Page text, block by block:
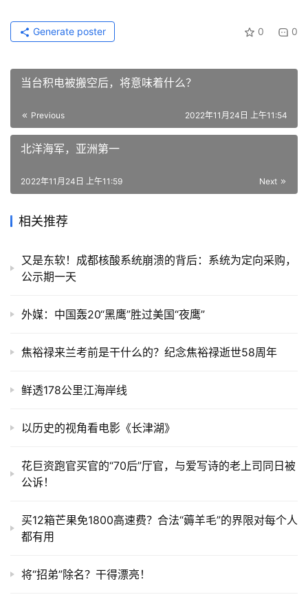
0 0
Generate poster
当台积电被搬空后，将意味着什么？
Previous 2022年11月24日 上午11:54
北洋海军，亚洲第一
Next
2022年11月24日 上午11:59
相关推荐
又是东软！成都核酸系统崩溃的背后：系统为定向采购，
公示期一天
外媒：中国轰20“黑鹰”胜过美国“夜鹰”
焦裕禄来兰考前是干什么的？纪念焦裕禄逝世58周年
鲜透178公里江海岸线
以历史的视角看电影《长津湖》
花巨资跑官买官的“70后”厅官，与爱写诗的老上司同日被
公诉！
买12箱芒果免1800高速费？合法“薅羊毛”的界限对每个人
都有用
将“招弟”除名？干得漂亮！